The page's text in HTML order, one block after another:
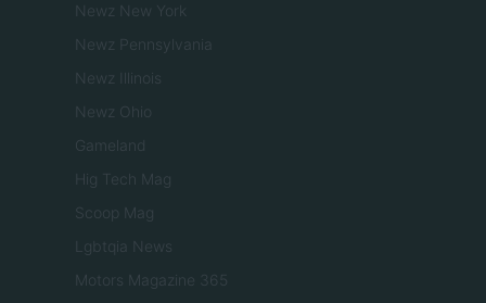
Newz New York
Newz Pennsylvania
Newz Illinois
Newz Ohio
Gameland
Hig Tech Mag
Scoop Mag
Lgbtqia News
Motors Magazine 365